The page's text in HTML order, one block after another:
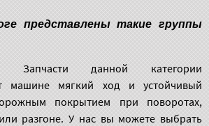
представлены такие группы
Запчасти данной категории
машине мягкий ход и устойчивый
покрытием при поворотах,
разгоне. У нас вы можете выбрать